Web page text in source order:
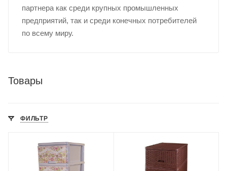
партнера как среди крупных промышленных
предприятий, так и среди конечных потребителей
по всему миру.
Товары
ФИЛЬТР